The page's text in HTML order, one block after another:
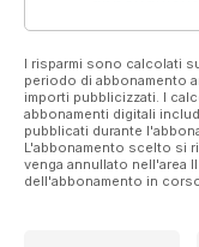
I risparmi sono calcolati
periodo di abbonamento
importi pubblicizzati. I
abbonamenti digitali
pubblicati durante
L'abbonamento scelto si
venga annullato nell'area
dell'abbonamento in